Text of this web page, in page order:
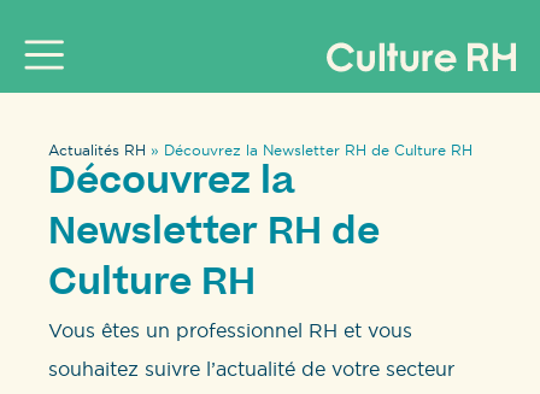
Actualités RH » Découvrez la Newsletter RH de Culture RH
Découvrez la
Newsletter RH de
Culture RH
Vous êtes un professionnel RH et vous
souhaitez suivre l’actualité de votre secteur